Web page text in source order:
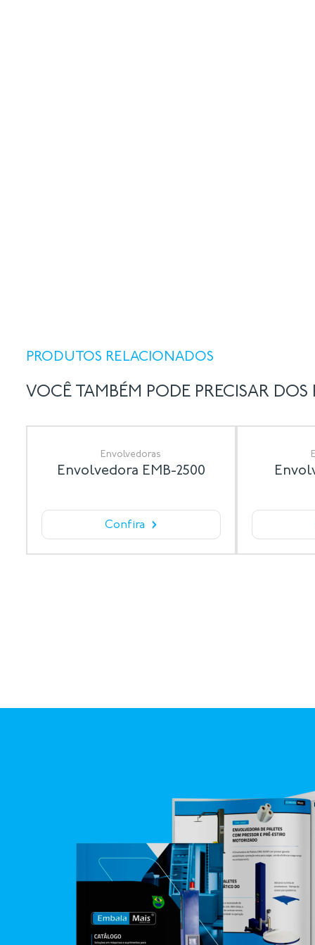
PRODUTOS RELACIONADOS
VOCÊ TAMBÉM PODE PRECISAR
Envolvedoras
Envolvedora EMB-2500
Confira ›